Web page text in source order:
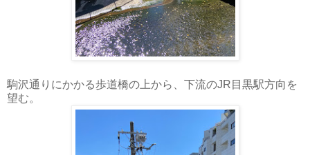
駒沢通りにかかる歩道橋の上から、下流のJR目黒駅方向を
望む。